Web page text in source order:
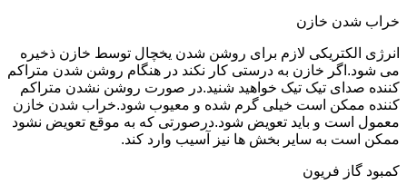
خراب شدن خازن
انرژی الکتریکی لازم برای روشن شدن یخچال توسط خازن ذخیره
می شود.اگر خازن به درستی کار نکند در هنگام روشن شدن متراکم
کننده صدای تیک تیک خواهید شنید.در صورت روشن نشدن متراکم
کننده ممکن است خیلی گرم شده و معیوب شود.خراب شدن خازن
معمول است و باید تعویض شود.درصورتی که به موقع تعویض نشود
ممکن است به سایر بخش ها نیز آسیب وارد کند.
کمبود گاز فریون